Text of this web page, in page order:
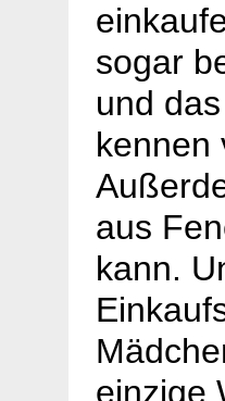
sogar
und
kennen
aus
kann.
einzige